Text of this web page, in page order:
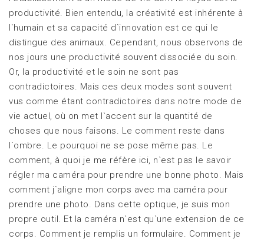
productivité. Bien entendu, la créativité est inhérente à
l`humain et sa capacité d`innovation est ce qui le
distingue des animaux. Cependant, nous observons de
nos jours une productivité souvent dissociée du soin.
Or, la productivité et le soin ne sont pas
contradictoires. Mais ces deux modes sont souvent
vus comme étant contradictoires dans notre mode de
vie actuel, où on met l`accent sur la quantité de
choses que nous faisons. Le comment reste dans
l`ombre. Le pourquoi ne se pose même pas. Le
comment, à quoi je me réfère ici, n`est pas le savoir
régler ma caméra pour prendre une bonne photo. Mais
comment j`aligne mon corps avec ma caméra pour
prendre une photo. Dans cette optique, je suis mon
propre outil. Et la caméra n`est qu`une extension de ce
corps. Comment je remplis un formulaire. Comment je